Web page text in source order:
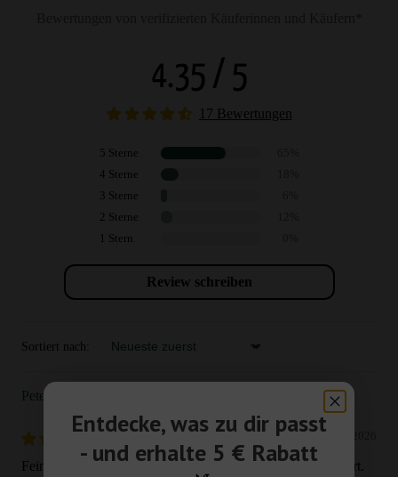
4.35 / 5
17 Bewertungen
5 Sterne
4 Sterne
3 Sterne
2 Sterne
1 Stern
Review schreiben
Sortiert nach: Sort by
Peter
27/07/2026
Feiner Tee, aber für meinen Geschmack zu stark aromatisiert.
Entdecke, was zu dir passt
- und erhalte 5 € Rabatt